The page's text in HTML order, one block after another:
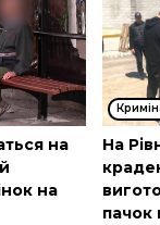
на
на
На
пачок